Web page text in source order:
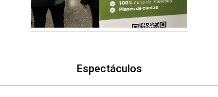
Espectáculos